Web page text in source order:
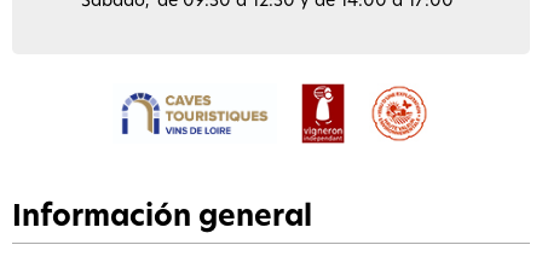
Información general